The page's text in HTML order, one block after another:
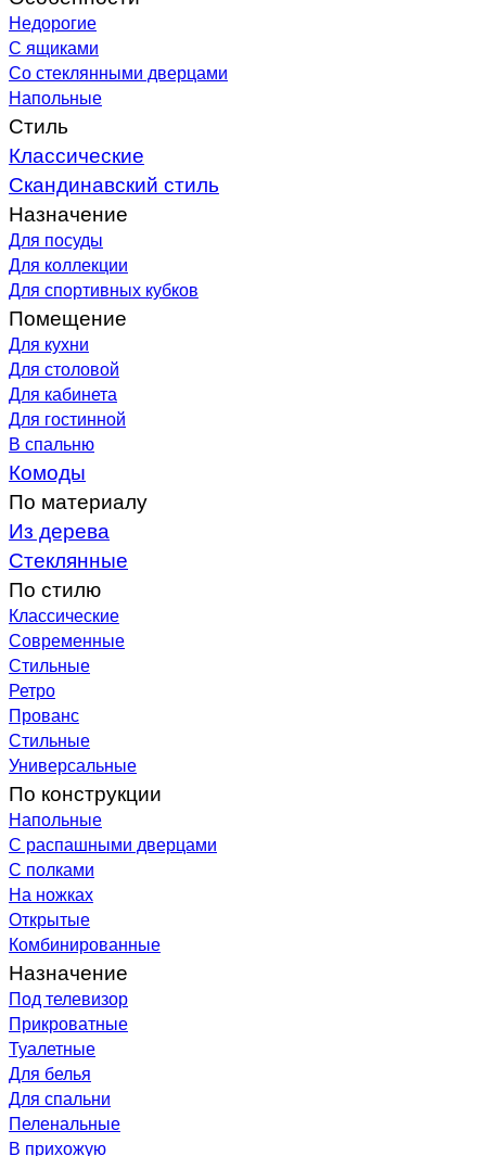
Недорогие
С ящиками
Со стеклянными дверцами
Напольные
Стиль
Классические
Скандинавский стиль
Назначение
Для посуды
Для коллекции
Для спортивных кубков
Помещение
Для кухни
Для столовой
Для кабинета
Для гостинной
В спальню
Комоды
По материалу
Из дерева
Стеклянные
По стилю
Классические
Современные
Стильные
Ретро
Прованс
Стильные
Универсальные
По конструкции
Напольные
С распашными дверцами
С полками
На ножках
Открытые
Комбинированные
Назначение
Под телевизор
Прикроватные
Туалетные
Для белья
Для спальни
Пеленальные
В прихожую